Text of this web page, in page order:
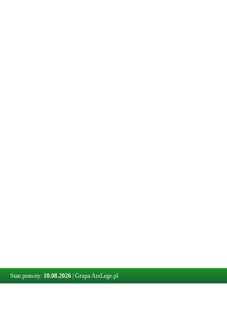
Stan prawny: 10.08.2026 Grupa ArsLege.pl